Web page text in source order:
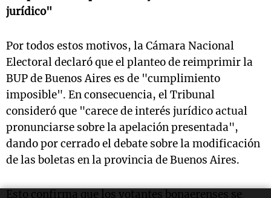
jurídico"
Por todos estos motivos, la Cámara Nacional
Electoral declaró que el planteo de reimprimir la
BUP de Buenos Aires es de "cumplimiento
imposible". En consecuencia, el Tribunal
consideró que "carece de interés jurídico actual
pronunciarse sobre la apelación presentada",
dando por cerrado el debate sobre la modificación
de las boletas en la provincia de Buenos Aires.
Esto confirma que los votantes bonaerenses se